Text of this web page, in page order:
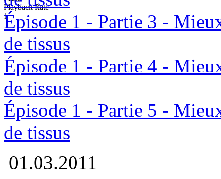
Playback Rate
1
Épisode 1 - Partie 3 -
de tissus
Épisode 1 - Partie 4 -
de tissus
Épisode 1 - Partie 5 -
de tissus
01.03.2011